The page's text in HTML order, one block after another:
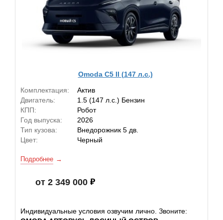
Omoda C5 II (147 л.с.)
Комплектация:
Актив
Двигатель:
1.5 (147 л.с.) Бензин
КПП:
Робот
Год выпуска:
2026
Тип кузова:
Внедорожник 5 дв.
Цвет:
Черный
Подробнее
от 2 349 000
Индивидуальные условия озвучим лично. Звоните: